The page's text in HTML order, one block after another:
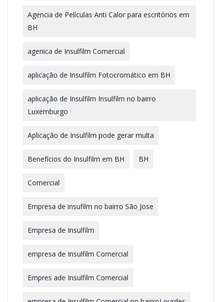
Agencia de Películas Anti Calor para escritórios em
BH
agenica de Insulfilm Comercial
aplicação de Insulfilm Fotocromático em BH
aplicação de Insulfilm Insulfilm no bairro
Luxemburgo
Aplicação de Insulfilm pode gerar multa
Benefícios do Insulfilm em BH BH
Comercial
Empresa de insufilm no bairro São Jose
Empresa de Insulfilm
empresa de Insulfilm Comercial
Empres ade Insulfilm Comercial